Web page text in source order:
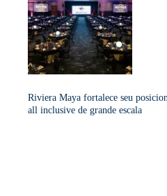
Riviera Maya fortalece seu
all inclusive de grande escala